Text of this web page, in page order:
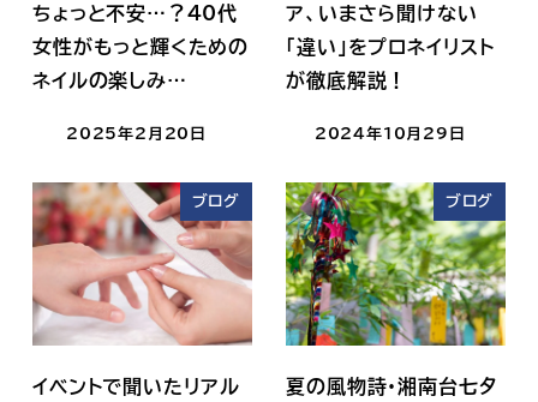
ちょっと不安…？40代
女性がもっと輝くための
ネイルの楽しみ…
2025年2月20日
ア、いまさら聞けない
「違い」をプロネイリスト
が徹底解説！
2024年10月29日
ブログ
イベントで聞いたリアル
ブログ
夏の風物詩・湘南台七夕